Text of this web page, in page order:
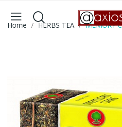
Home HERBS TEA MEMORY